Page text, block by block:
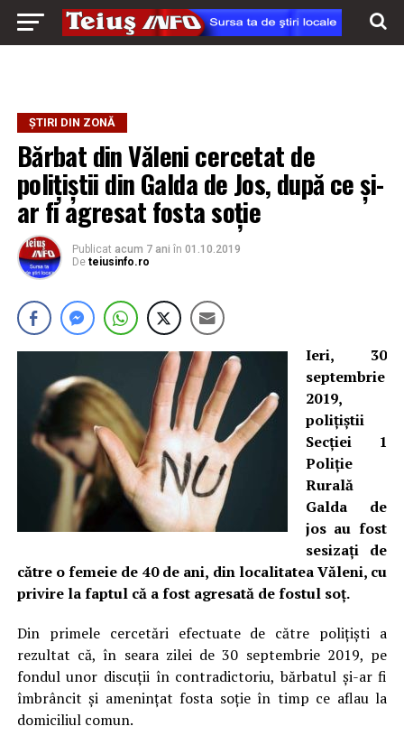
ȘTIRI DIN ZONĂ
Bărbat din Văleni cercetat de
polițiștii din Galda de Jos, după ce și-
ar fi agresat fosta soție
Publicat acum 7 ani în 01.10.2019
De teiusinfo.ro
Ieri, 30
septembrie
2019,
polițiștii
Secției 1
Poliție
Rurală
Galda de
jos au fost
sesizați de
către o femeie de 40 de ani, din localitatea Văleni, cu
privire la faptul că a fost agresată de fostul soț.
Din primele cercetări efectuate de către polițiști a
rezultat că, în seara zilei de 30 septembrie 2019, pe
fondul unor discuții în contradictoriu, bărbatul și-ar fi
îmbrâncit și amenințat fosta soție în timp ce aflau la
domiciliul comun.